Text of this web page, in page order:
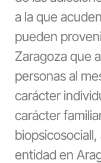
a la que
pueden
Zaragoza que
personas al
carácter
carácter
entidad en